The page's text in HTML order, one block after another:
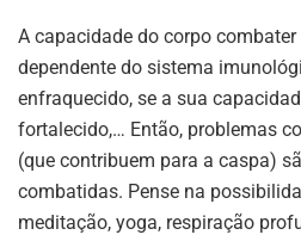
A capacidade do corpo
dependente do sistema
enfraquecido, se a sua
fortalecido,… Então, problemas
(que contribuem para a caspa)
combatidas. Pense na
meditação, yoga, respiração